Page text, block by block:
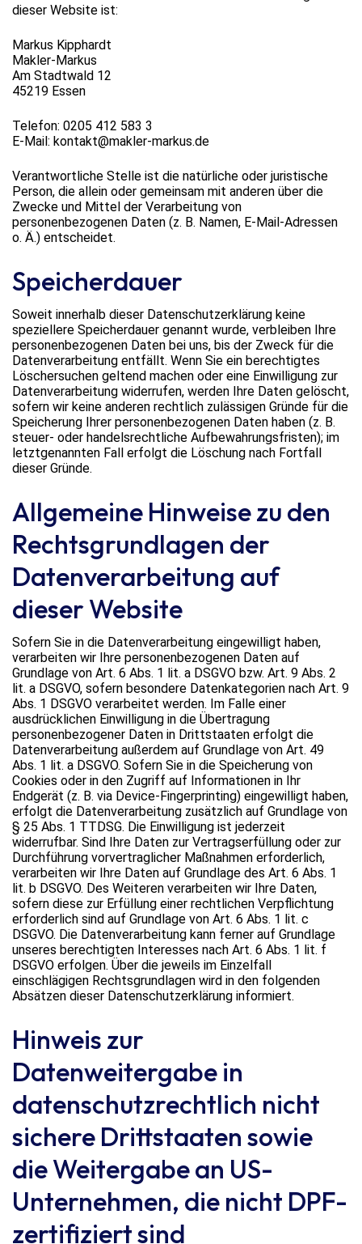
dieser Website ist:
Markus Kipphardt
Makler-Markus
Am Stadtwald 12
45219 Essen
Telefon: 0205 412 583 3
E-Mail: kontakt@makler-markus.de
Verantwortliche Stelle ist die natürliche oder juristische
Person, die allein oder gemeinsam mit anderen über die
Zwecke und Mittel der Verarbeitung von
personenbezogenen Daten (z. B. Namen, E-Mail-Adressen
o. Ä.) entscheidet.
Speicherdauer
Soweit innerhalb dieser Datenschutzerklärung keine
speziellere Speicherdauer genannt wurde, verbleiben Ihre
personenbezogenen Daten bei uns, bis der Zweck für die
Datenverarbeitung entfällt. Wenn Sie ein berechtigtes
Löschersuchen geltend machen oder eine Einwilligung zur
Datenverarbeitung widerrufen, werden Ihre Daten gelöscht,
sofern wir keine anderen rechtlich zulässigen Gründe für die
Speicherung Ihrer personenbezogenen Daten haben (z. B.
steuer- oder handelsrechtliche Aufbewahrungsfristen); im
letztgenannten Fall erfolgt die Löschung nach Fortfall
dieser Gründe.
Allgemeine Hinweise zu den
Rechtsgrundlagen der
Datenverarbeitung auf
dieser Website
Sofern Sie in die Datenverarbeitung eingewilligt haben,
verarbeiten wir Ihre personenbezogenen Daten auf
Grundlage von Art. 6 Abs. 1 lit. a DSGVO bzw. Art. 9 Abs. 2
lit. a DSGVO, sofern besondere Datenkategorien nach Art. 9
Abs. 1 DSGVO verarbeitet werden. Im Falle einer
ausdrücklichen Einwilligung in die Übertragung
personenbezogener Daten in Drittstaaten erfolgt die
Datenverarbeitung außerdem auf Grundlage von Art. 49
Abs. 1 lit. a DSGVO. Sofern Sie in die Speicherung von
Cookies oder in den Zugriff auf Informationen in Ihr
Endgerät (z. B. via Device-Fingerprinting) eingewilligt haben,
erfolgt die Datenverarbeitung zusätzlich auf Grundlage von
§ 25 Abs. 1 TTDSG. Die Einwilligung ist jederzeit
widerrufbar. Sind Ihre Daten zur Vertragserfüllung oder zur
Durchführung vorvertraglicher Maßnahmen erforderlich,
verarbeiten wir Ihre Daten auf Grundlage des Art. 6 Abs. 1
lit. b DSGVO. Des Weiteren verarbeiten wir Ihre Daten,
sofern diese zur Erfüllung einer rechtlichen Verpflichtung
erforderlich sind auf Grundlage von Art. 6 Abs. 1 lit. c
DSGVO. Die Datenverarbeitung kann ferner auf Grundlage
unseres berechtigten Interesses nach Art. 6 Abs. 1 lit. f
DSGVO erfolgen. Über die jeweils im Einzelfall
einschlägigen Rechtsgrundlagen wird in den folgenden
Absätzen dieser Datenschutzerklärung informiert.
Hinweis zur
Datenweitergabe in
datenschutzrechtlich nicht
sichere Drittstaaten sowie
die Weitergabe an US-
Unternehmen, die nicht DPF-
zertifiziert sind